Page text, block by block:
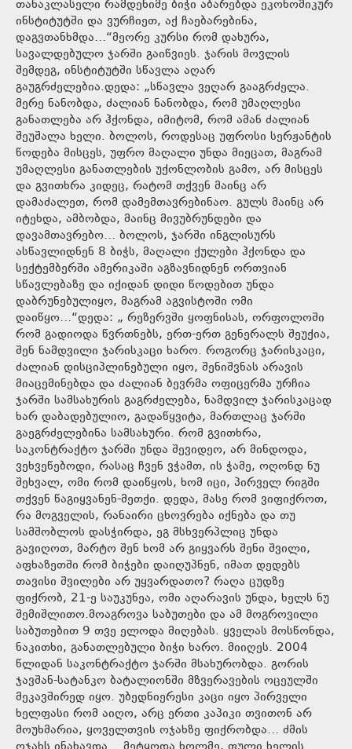
თანაკლასელი რამდენიმე ბიჭი აბარებდა ეკონომიკურ
ინსტიტუტში და ვურჩიეთ, აქ ჩაებარებინა,
დაგვთანხმდა…“მეორე კურსი რომ დახურა,
სავალდებულო ჯარში გაიწვიეს. ჯარის მოვლის
შემდეგ, ინსტიტუტში სწავლა აღარ
გაუგრძელებია.დედა: „სწავლა ვეღარ გააგრძელა.
მერე ნანობდა, ძალიან ნანობდა, რომ უმაღლესი
განათლება არ ჰქონდა, იმიტომ, რომ ამან ძალიან
შეუშალა ხელი. ბოლოს, როდესაც უფროსი სერჟანტის
წოდება მისცეს, უფრო მაღალი უნდა მიეცათ, მაგრამ
უმაღლესი განათლების უქონლობის გამო, არ მისცეს
და გვითხრა კიდეც, რატომ თქვენ მაინც არ
დამაძალეთ, რომ დამემთავრებინაო. გულს მაინც არ
იტეხდა, ამბობდა, მაინც მივუბრუნდები და
დავამთავრებო… ბოლოს, ჯარში ინგლისურს
ასწავლიდნენ 8 ბიჭს, მაღალი ქულები ჰქონდა და
სექტემბერში ამერიკაში აგზავნიდნენ ორთვიან
სწავლებაზე და იქიდან დიდი წოდებით უნდა
დაბრუნებულიყო, მაგრამ აგვისტოში ომი
დაიწყო…“დედა: „ რეზერვში ყოფნისას, ორფოლოში
რომ გადიოდა წვრთნებს, ერთ-ერთ გენერალს შეუქია,
შენ ნამდვილი ჯარისკაცი ხარო. როგორც ჯარისკაცი,
ძალიან დისციპლინებული იყო, შენიშვნას არავის
მიაცემინებდა და ძალიან ბევრმა ოფიცერმა ურჩია
ჯარში სამსახურის გაგრძელება, ნამდვილ ჯარისკაცად
ხარ დაბადებულიო, გადაწყვიტა, მართლაც ჯარში
გაეგრძელებინა სამსახური. რომ გვითხრა,
საკონტრაქტო ჯარში უნდა შევიდეო, არ მინდოდა,
ვეხვეწებოდი, რასაც ჩვენ ვჭამთ, ის ჭამე, ოღონდ ნუ
შეხვალ, ომი რომ დაიწყოს, ხომ იცი, პირველ რიგში
თქვენ წაგიყვანენ-მეთქი. დედა, მასე რომ ვიფიქროთ,
რა მოგველის, რანაირი ცხოვრება იქნება და თუ
სამშობლოს დასჭირდა, ეგ მსხვერპლიც უნდა
გავიღოთ, მარტო შენ ხომ არ გიყვარს შენი შვილი,
აფხაზეთში რომ ბიჭები დაიღუპნენ, იმათ დედებს
თავისი შვილები არ უყვარდათო? რაღა ცუდზე
ფიქრობ, 21-ე საუკუნეა, ომი აღარავის უნდა, ხელს ნუ
შემიშლითო.მოაგროვა საბუთები და ამ მოგროვილი
საბუთებით 9 თვე ელოდა მიღებას. ყველას მოსწონდა,
ნაკითხი, განათლებული ბიჭი ხარო. მიიღეს. 2004
წლიდან საკონტრაქტო ჯარში მსახურობდა. გორის
ჯავშან-სატანკო ბატალიონში მზვერავების ოცეულში
მეკავშირედ იყო. უბედნიერესი კაცი იყო პირველი
ხელფასი რომ აიღო, არც ერთი კაპიკი თვითონ არ
მოუხმარია, ყოველთვის ოჯახზე ფიქრობდა… ძმის